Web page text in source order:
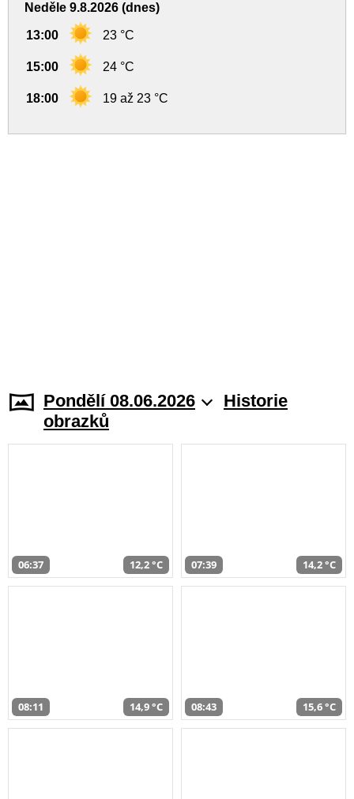
Neděle 9.8.2026 (dnes)
13:00 23 °C
15:00 24 °C
18:00 19 až 23 °C
Pondělí 08.06.2026
Historie
obrazků
06:37 12,2 °C 07:39 14,2 °C
08:11 14,9 °C 08:43 15,6 °C